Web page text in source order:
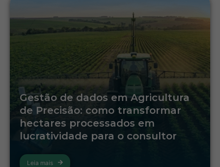
Gestão de dados em Agricultura
de Precisão: como transformar
hectares processados em
lucratividade para o consultor
Leia mais